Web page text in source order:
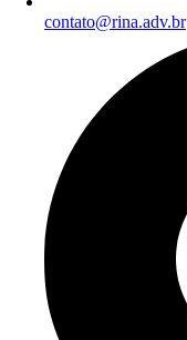
contato@rina.adv.br